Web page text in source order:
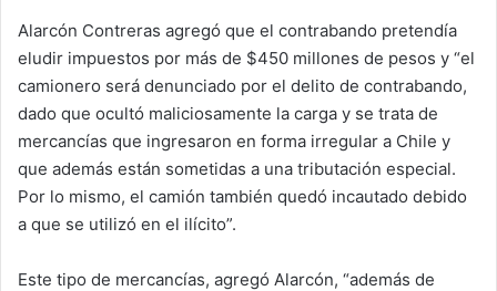
Alarcón Contreras agregó que el contrabando pretendía
eludir impuestos por más de $450 millones de pesos y “el
camionero será denunciado por el delito de contrabando,
dado que ocultó maliciosamente la carga y se trata de
mercancías que ingresaron en forma irregular a Chile y
que además están sometidas a una tributación especial.
Por lo mismo, el camión también quedó incautado debido
a que se utilizó en el ilícito”.
Este tipo de mercancías, agregó Alarcón, “además de